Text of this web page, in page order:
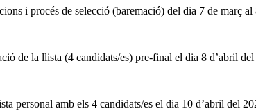
i procés de selecció (baremació) del dia 7 de març al
de la llista (4 candidats/es) pre-final el dia 8 d’abril
personal amb els 4 candidats/es el dia 10 d’abril del